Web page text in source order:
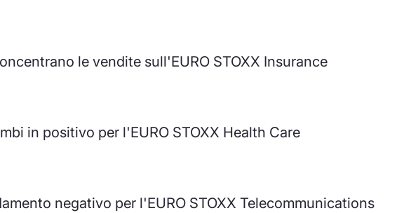
le vendite sull'EURO STOXX Insurance
in positivo per l'EURO STOXX Health Care
negativo per l'EURO STOXX Telecommunications